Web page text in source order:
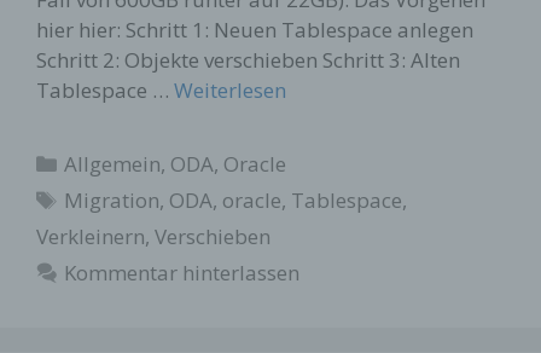
hier hier: Schritt 1: Neuen Tablespace anlegen
Schritt 2: Objekte verschieben Schritt 3: Alten
Tablespace … Weiterlesen
Kategorien
Allgemein, ODA, Oracle
Schlagwörter
Migration, ODA, oracle, Tablespace,
Verkleinern, Verschieben
Kommentar hinterlassen